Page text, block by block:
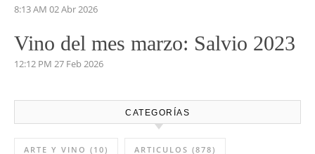
8:13 AM 02 Abr 2026
Vino del mes marzo: Salvio 2023
12:12 PM 27 Feb 2026
CATEGORÍAS
ARTE Y VINO (10) ARTICULOS (878)